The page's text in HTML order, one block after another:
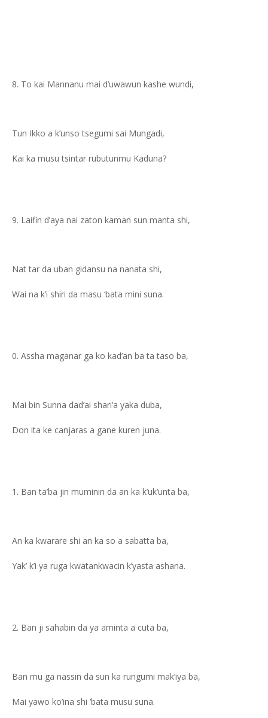
To kai Mannanu mai d’uwawun kashe wundi,
Tun Ikko a k’unso tsegumi sai Mungadi,
Kai ka musu tsintar rubutunmu Kaduna?
Laifin d’aya nai zaton kaman sun manta shi,
Nat tar da uban gidansu na nanata shi,
Wai na k’i shiri da masu ‘bata mini suna.
Assha maganar ga ko kad’an ba ta taso ba,
Mai bin Sunna dad’ai shari’a yaka duba,
Don ita ke canjaras a gane kuren juna.
Ban ta’ba jin muminin da an ka k’uk’unta ba,
An ka kwarare shi an ka so a sabatta ba,
Yak’ k’i ya ruga kwatankwacin k’yasta ashana.
Ban ji sahabin da ya aminta a cuta ba,
Ban mu ga nassin da sun ka rungumi mak’iya ba,
Mai yawo ko’ina shi ‘bata musu suna.